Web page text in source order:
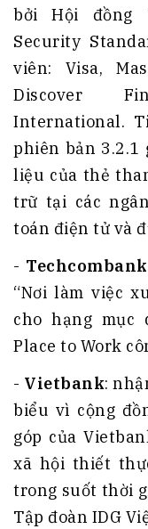
bởi Hội đồng
Security
viên: Visa,
Discover
International.
phiên bản 3.2.1
liệu của thẻ
trữ tại các
toán điện tử và
-
“Nơi làm việc
cho hạng mục
Place to Work
- Vietbank:
biểu vì cộng
góp của
xã hội thiết
trong suốt thời
Tập đoàn IDG